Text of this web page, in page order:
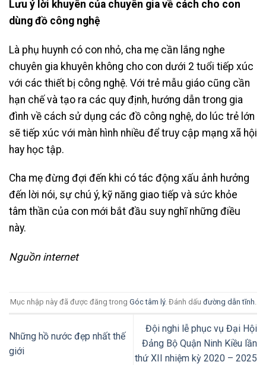
Lưu ý lời khuyên của chuyên gia về cách cho con
dùng đồ công nghệ
Là phụ huynh có con nhỏ, cha mẹ cần lắng nghe
chuyên gia khuyên không cho con dưới 2 tuổi tiếp xúc
với các thiết bị công nghệ. Với trẻ mẫu giáo cũng cần
hạn chế và tạo ra các quy định, hướng dẫn trong gia
đình về cách sử dụng các đồ công nghệ, do lúc trẻ lớn
sẽ tiếp xúc với màn hình nhiều để truy cập mạng xã hội
hay học tập.
Cha mẹ đừng đợi đến khi có tác động xấu ảnh hưởng
đến lời nói, sự chú ý, kỹ năng giao tiếp và sức khỏe
tâm thần của con mới bắt đầu suy nghĩ những điều
này.
Nguồn internet
Mục nhập này đã được đăng trong Góc tâm lý. Đánh dấu đường dẫn tĩnh.
Những hồ nước đẹp nhất thế
giới
Đội nghi lễ phục vụ Đại Hội
Đảng Bộ Quận Ninh Kiều lần
thứ XII nhiệm kỳ 2020 – 2025